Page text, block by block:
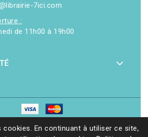
7ici.com
:
de 11h00 à 19h00
cookies. En continuant à utiliser ce site,
7ici| Site web réalisé par Ethicweb